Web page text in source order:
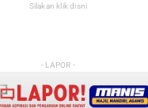
Silakan klik disni
- LAPOR -